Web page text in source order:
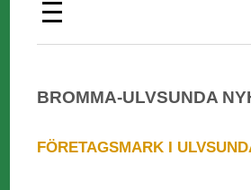
BROMMA-ULVSUNDA
FÖRETAGSMARK I